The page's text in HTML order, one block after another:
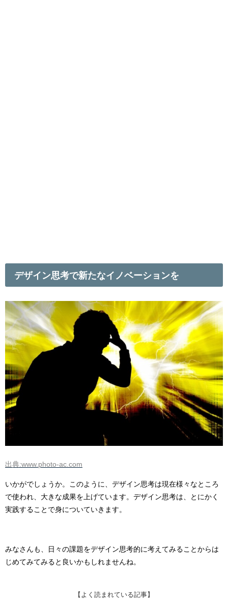
デザイン思考で新たなイノベーションを
出典:www.photo-ac.com
いかがでしょうか。
このように、デザイン思考は現在様々なところ
で使われ、大きな成果を上げています。 デザイン思考は、とにかく
実践することで身についていきます。
みなさんも、日々の課題をデザイン思考的に考えてみることからは
じめてみてみると良いかもしれませんね。
【よく読まれている記事】